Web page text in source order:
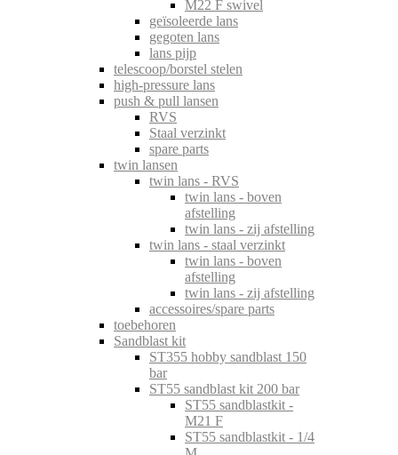
M22 F swivel
geïsoleerde lans
gegoten lans
lans pijp
telescoop/borstel stelen
high-pressure lans
push & pull lansen
RVS
Staal verzinkt
spare parts
twin lansen
twin lans - RVS
twin lans - boven
afstelling
twin lans - zij afstelling
twin lans - staal verzinkt
twin lans - boven
afstelling
twin lans - zij afstelling
accessoires/spare parts
toebehoren
Sandblast kit
ST355 hobby sandblast 150
bar
ST55 sandblast kit 200 bar
ST55 sandblastkit -
M21 F
ST55 sandblastkit - 1/4